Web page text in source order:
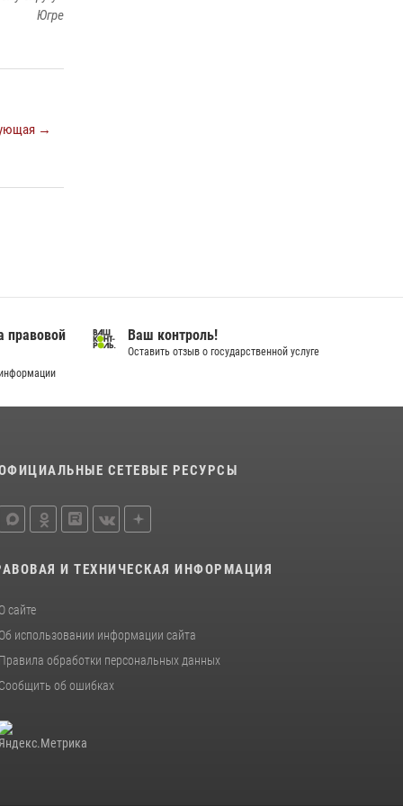
Югре
→
правовой
Ваш контроль!
Оставить отзыв о государственной услуге
СЕТЕВЫЕ РЕСУРСЫ
И ТЕХНИЧЕСКАЯ ИНФОРМАЦИЯ
О сайте
Об использовании информации сайта
Правила обработки персональных данных
Сообщить об ошибках